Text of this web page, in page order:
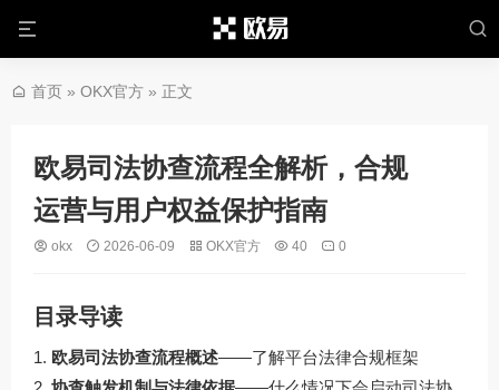
首页 » OKX官方 » 正文
欧易司法协查流程全解析，合规
运营与用户权益保护指南
okx 2026-06-09 OKX官方 40 0
目录导读
欧易司法协查流程概述——了解平台法律合规框架